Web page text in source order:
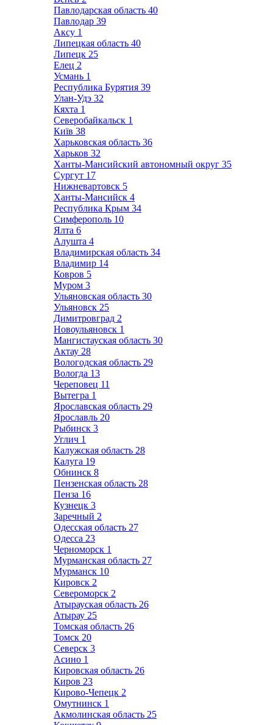
Павлодарская область 40
Павлодар 39
Аксу 1
Липецкая область 40
Липецк 25
Елец 2
Усмань 1
Республика Бурятия 39
Улан-Удэ 32
Кяхта 1
Северобайкальск 1
Київ 38
Харьковская область 36
Харьков 32
Ханты-Мансийский автономный округ 35
Сургут 17
Нижневартовск 5
Ханты-Мансийск 4
Республика Крым 34
Симферополь 10
Ялта 6
Алушта 4
Владимирская область 34
Владимир 14
Ковров 5
Муром 3
Ульяновская область 30
Ульяновск 25
Димитровград 2
Новоульяновск 1
Мангистауская область 30
Актау 28
Вологодская область 29
Вологда 13
Череповец 11
Вытегра 1
Ярославская область 29
Ярославль 20
Рыбинск 3
Углич 1
Калужская область 28
Калуга 19
Обнинск 8
Пензенская область 28
Пенза 16
Кузнецк 3
Заречный 2
Одесская область 27
Одесса 23
Черноморск 1
Мурманская область 27
Мурманск 10
Кировск 2
Североморск 2
Атырауская область 26
Атырау 25
Томская область 26
Томск 20
Северск 3
Асино 1
Кировская область 26
Киров 23
Кирово-Чепецк 2
Омутнинск 1
Акмолинская область 25